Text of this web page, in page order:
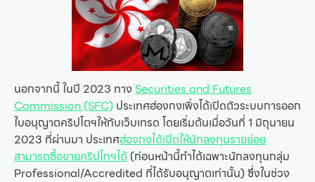
นอกจากนี้ ในปี 2023 ทาง Securities and Futures
Commission (SFC) ประเทศฮ่องกงเพิ่งได้เปิดตัวระบบการออก
ใบอนุญาตคริปโตฯให้กับเว็บเทรด โดยเริ่มต้นเมื่อวันที่ 1 มิถุนายน
2023 ที่ผ่านมา ประเทศฮ่องกงได้เปิดให้นักลงทุนรายย่อย
สามารถซื้อขายคริปโทฯได้(ก่อนหน้านี้ทำได้เฉพาะนักลงทุนกลุ่ม
Professional/Accredited ที่ได้รับอนุญาตเท่านั้น) ซึ่งในช่วง